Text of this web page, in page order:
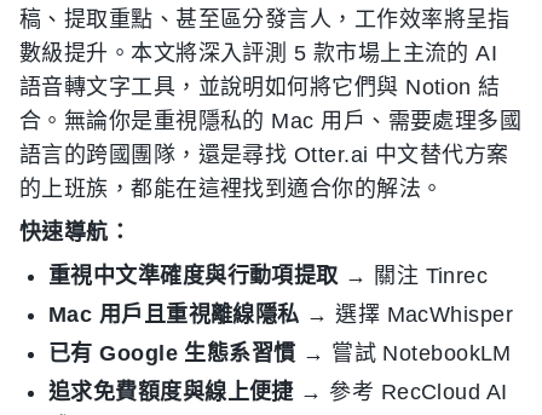
稿、提取重點、甚至區分發言人，工作效率將呈指
數級提升。本文將深入評測 5 款市場上主流的 AI
語音轉文字工具，並說明如何將它們與 Notion 結
合。無論你是重視隱私的 Mac 用戶、需要處理多國
語言的跨國團隊，還是尋找 Otter.ai 中文替代方案
的上班族，都能在這裡找到適合你的解法。
快速導航：
重視中文準確度與行動項提取→ 關注 Tinrec
Mac 用戶且重視離線隱私 → 選擇 MacWhisper
已有 Google 生態系習慣 → 嘗試 NotebookLM
追求免費額度與線上便捷→ 參考 RecCloud AI